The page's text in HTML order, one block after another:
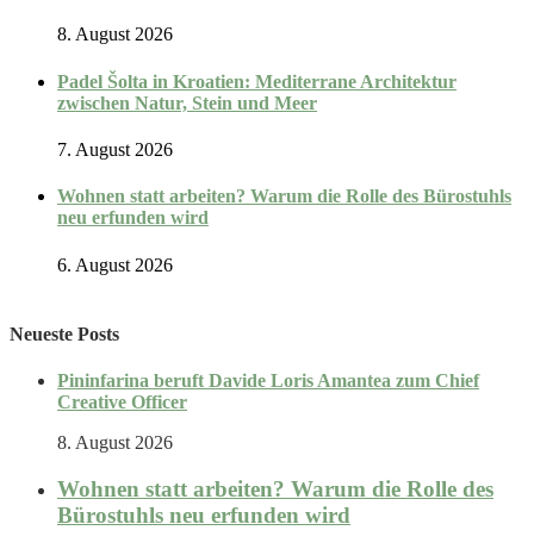
8. August 2026
Padel Šolta in Kroatien: Mediterrane Architektur
zwischen Natur, Stein und Meer
7. August 2026
Wohnen statt arbeiten? Warum die Rolle des Bürostuhls
neu erfunden wird
6. August 2026
Neueste Posts
Pininfarina beruft Davide Loris Amantea zum Chief
Creative Officer
8. August 2026
Wohnen statt arbeiten? Warum die Rolle des
Bürostuhls neu erfunden wird